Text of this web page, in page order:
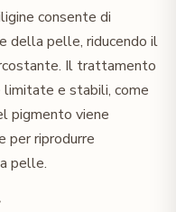
consente di
della pelle, riducendo il
Il trattamento
limitate e stabili, come
pigmento viene
per riprodurre
pelle.